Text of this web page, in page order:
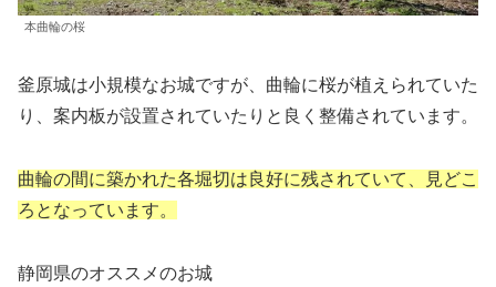
本曲輪の桜
釜原城は小規模なお城ですが、曲輪に桜が植えられていた
り、案内板が設置されていたりと良く整備されています。
曲輪の間に築かれた各堀切は良好に残されていて、見どこ
ろとなっています。
静岡県のオススメのお城